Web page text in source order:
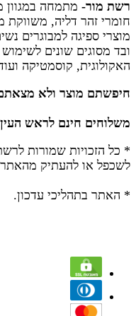
רשת מור- מתמחה במגוון
חומרי זהר דליה, משווקת
מוצרי ספיגה למבוגרים
ובד מסוגים שונים
האקולוגית, קוסמטיקה
חיפשתם מוצר ולא
משלוחים חינם לראש העין
* כל הזכויות שמורות
לשכפל או להעתיק
* האתר בתהליכי עדכון.